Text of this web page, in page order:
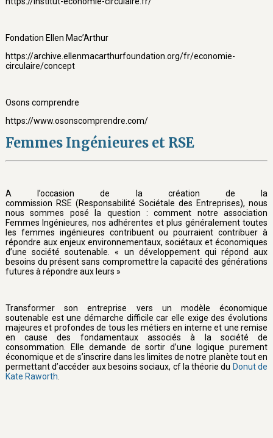
Fondation Ellen Mac’Arthur
https://archive.ellenmacarthurfoundation.org/fr/economie-
circulaire/concept
Osons comprendre
https://www.osonscomprendre.com/
Femmes Ingénieures et RSE
A l’occasion de la création de la
commission RSE (Responsabilité Sociétale des Entreprises), nous
nous sommes posé la question : comment notre association
Femmes Ingénieures, nos adhérentes et plus généralement toutes
les femmes ingénieures contribuent ou pourraient contribuer à
répondre aux enjeux environnementaux, sociétaux et économiques
d’une société soutenable. « un développement qui répond aux
besoins du présent sans compromettre la capacité des générations
futures à répondre aux leurs »
Transformer son entreprise vers un modèle économique
soutenable est une démarche difficile car elle exige des évolutions
majeures et profondes de tous les métiers en interne et une remise
en cause des fondamentaux associés à la société de
consommation. Elle demande de sortir d’une logique purement
économique et de s’inscrire dans les limites de notre planète tout en
permettant d’accéder aux besoins sociaux, cf la théorie du Donut de
Kate Raworth